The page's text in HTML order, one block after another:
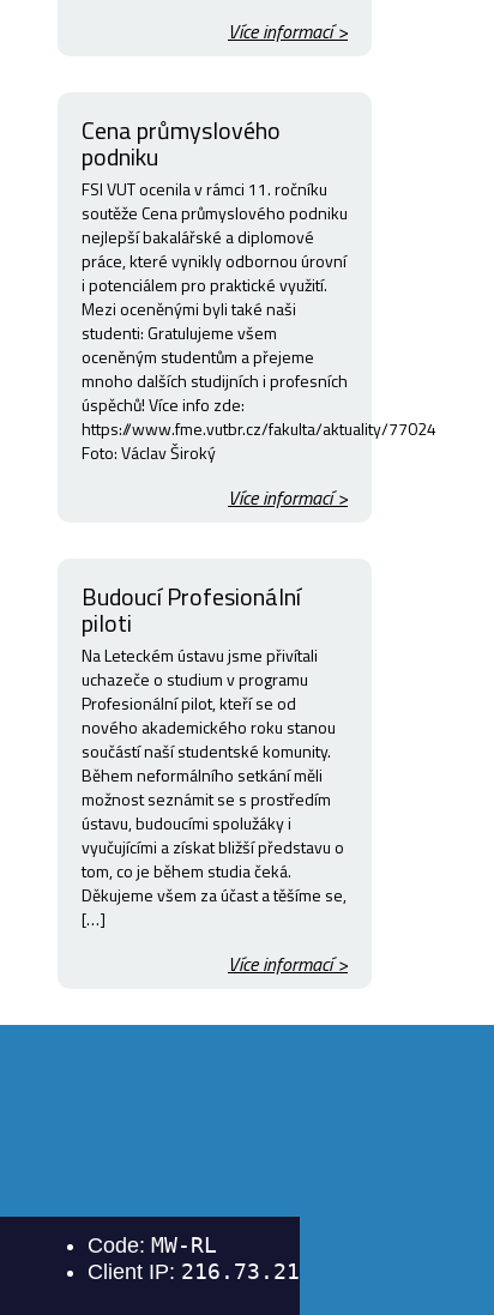
Více informací >
Cena průmyslového
podniku
FSI VUT ocenila v rámci 11. ročníku
soutěže Cena průmyslového podniku
nejlepší bakalářské a diplomové
práce, které vynikly odbornou úrovní
i potenciálem pro praktické využití.
Mezi oceněnými byli také naši
studenti: Gratulujeme všem
oceněným studentům a přejeme
mnoho dalších studijních i profesních
úspěchů! Více info zde:
https://www.fme.vutbr.cz/fakulta/aktuality/77024
Foto: Václav Široký
Více informací >
Budoucí Profesionální
piloti
Na Leteckém ústavu jsme přivítali
uchazeče o studium v programu
Profesionální pilot, kteří se od
nového akademického roku stanou
součástí naší studentské komunity.
Během neformálního setkání měli
možnost seznámit se s prostředím
ústavu, budoucími spolužáky i
vyučujícími a získat bližší představu o
tom, co je během studia čeká.
Děkujeme všem za účast a těšíme se,
[…]
Více informací >